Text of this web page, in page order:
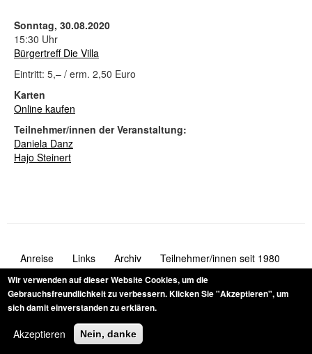
Sonntag, 30.08.2020
15:30 Uhr
Bürgertreff Die Villa
Eintritt: 5,– / erm. 2,50 Euro
Karten
Online kaufen
Teilnehmer/innen der Veranstaltung:
Daniela Danz
Hajo Steinert
Navigation
Fusszeile
Anreise Links Archiv
Teilnehmer/innen seit 1980
Newsletter
Kontakt
Impressum
Barrierefreiheitserklaerung
Datenschutz Sitemap
Wir verwenden auf dieser Website Cookies, um die
Gebrauchsfreundlichkeit zu verbessern.Klicken Sie "Akzeptieren", um
sich damit einverstanden zu erklären.
Akzeptieren Nein, danke